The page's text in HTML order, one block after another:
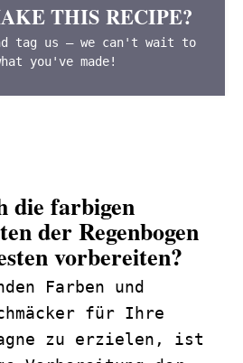
THIS RECIPE?
tag us — we can't wait to
you've made!
die farbigen
der Regenbogen
vorbereiten?
Farben und
für Ihre
zu erzielen, ist